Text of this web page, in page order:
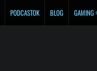
PODCASTOK BLOG GAMING